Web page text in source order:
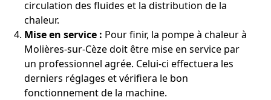
circulation des fluides et la distribution de la
chaleur.
Mise en service : Pour finir, la pompe à chaleur à
Molières-sur-Cèze doit être mise en service par
un professionnel agrée. Celui-ci effectuera les
derniers réglages et vérifiera le bon
fonctionnement de la machine.